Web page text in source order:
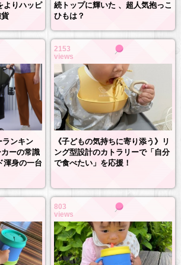
よりハッピ
続トップに輝いた 、超人気抱っこ
ひもは？
ランキン
ーの常識
渾身の一台
2153
views
《子どもの気持ちに寄り添う》リ
ング型設計のカトラリーで「自分
で食べたい」を応援！
803
views